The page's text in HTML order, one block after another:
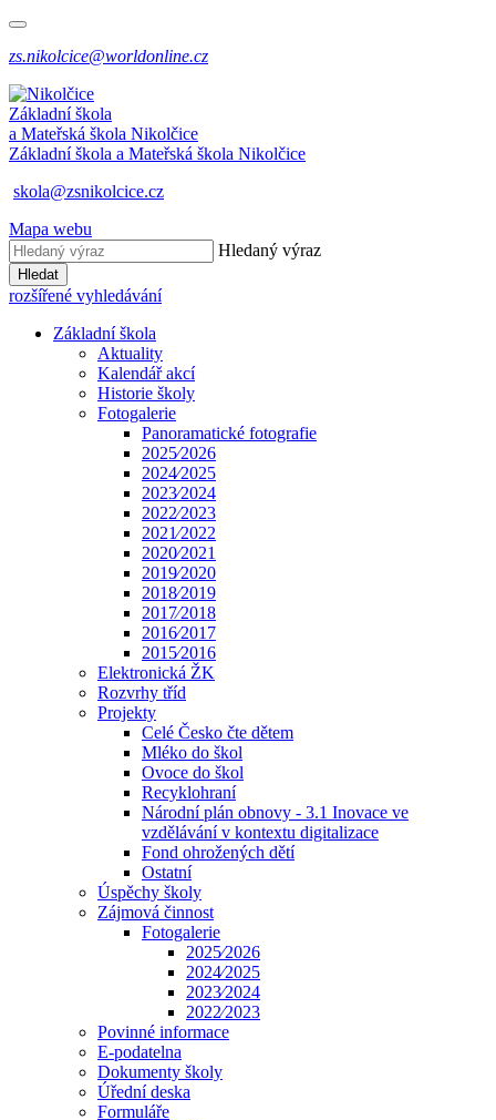
zs.nikolcice@worldonline.cz
Základní škola
a Mateřská škola Nikolčice
Základní škola a Mateřská škola Nikolčice
skola@zsnikolcice.cz
Mapa webu
Hledaný výraz
Hledat
rozšířené vyhledávání
Základní škola
Aktuality
Kalendář akcí
Historie školy
Fotogalerie
Panoramatické fotografie
2025⁄2026
2024⁄2025
2023⁄2024
2022⁄2023
2021⁄2022
2020⁄2021
2019⁄2020
2018⁄2019
2017⁄2018
2016⁄2017
2015⁄2016
Elektronická ŽK
Rozvrhy tříd
Projekty
Celé Česko čte dětem
Mléko do škol
Ovoce do škol
Recyklohraní
Národní plán obnovy - 3.1 Inovace ve
vzdělávání v kontextu digitalizace
Fond ohrožených dětí
Ostatní
Úspěchy školy
Zájmová činnost
Fotogalerie
2025⁄2026
2024⁄2025
2023⁄2024
2022⁄2023
Povinné informace
E-podatelna
Dokumenty školy
Úřední deska
Formuláře